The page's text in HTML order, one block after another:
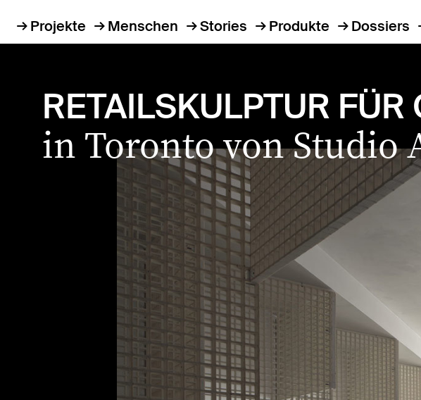
Projekte Menschen Stories Produkte Dossiers
RETAILSKULPTUR
in Toronto von Studio